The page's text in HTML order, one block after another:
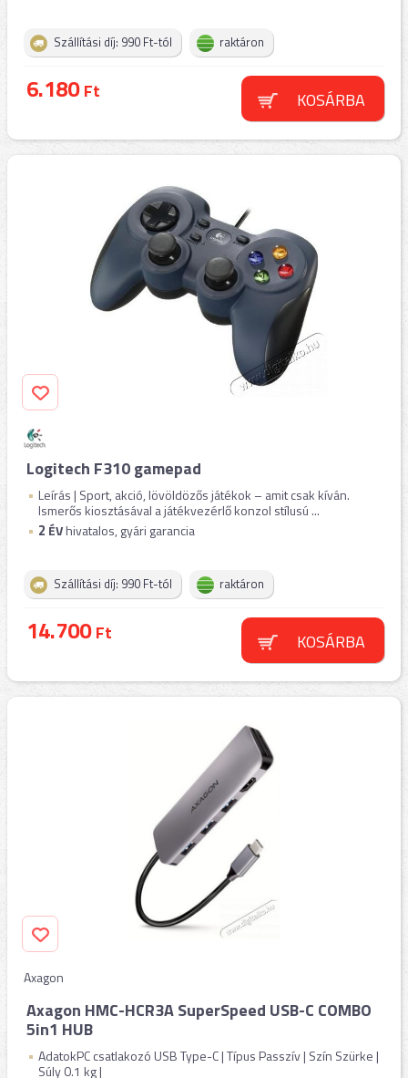
Szállítási díj: 990 Ft-tól raktáron
6.180Ft KOSÁRBA
Logitech F310 gamepad
Leírás | Sport, akció, lövöldözős játékok – amit csak kíván.
Ismerős kiosztásával a játékvezérlő konzol stílusú ...
2 ÉVhivatalos, gyári garancia
Szállítási díj: 990 Ft-tól raktáron
14.700Ft KOSÁRBA
Axagon
Axagon HMC-HCR3A SuperSpeed USB-C COMBO
5in1 HUB
AdatokPC csatlakozó USB Type-C | Típus Passzív | Szín Szürke |
Súly 0.1 kg |